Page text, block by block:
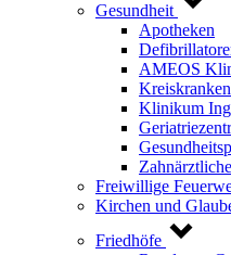
Gesundheit
Apotheken
AMEOS
Klinikum
Freiwillige
Kirchen und
Friedhöfe